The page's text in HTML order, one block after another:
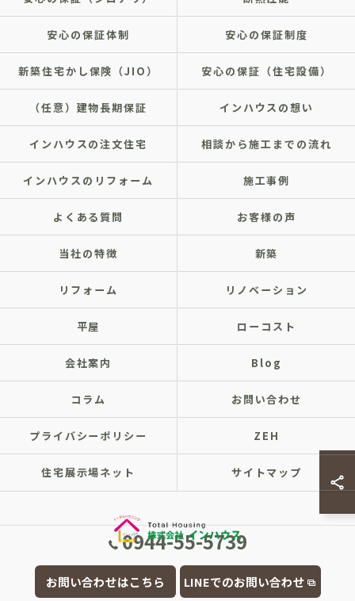
0944-55-5739
お問い合わせはこちら LINEでのお問い合わせ
安心の保証体制 安心の保証制度
新築住宅かし保険（JIO） 安心の保証（住宅設備）
（任意）建物長期保証 インハウスの想い
インハウスの注文住宅 相談から施工までの流れ
インハウスのリフォーム 施工事例
よくある質問 お客様の声
当社の特徴 新築
リフォーム リノベーション
平屋 ローコスト
会社案内 Blog
コラム お問い合わせ
プライバシーポリシー ZEH
住宅展示場ネット サイトマップ
© 2026 福岡県大牟田市の注文住宅なら株式会社インハウス ALL RIGHTS
RESERVED.